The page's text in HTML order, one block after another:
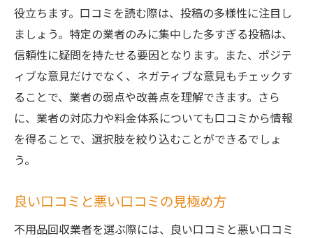
役立ちます。口コミを読む際は、投稿の多様性に注目し
ましょう。特定の業者のみに集中した多すぎる投稿は、
信頼性に疑問を持たせる要因となります。また、ポジテ
ィブな意見だけでなく、ネガティブな意見もチェックす
ることで、業者の弱点や改善点を理解できます。さら
に、業者の対応力や料金体系についても口コミから情報
を得ることで、選択肢を絞り込むことができるでしょ
う。
良い口コミと悪い口コミの見極め方
不用品回収業者を選ぶ際には、良い口コミと悪い口コミ